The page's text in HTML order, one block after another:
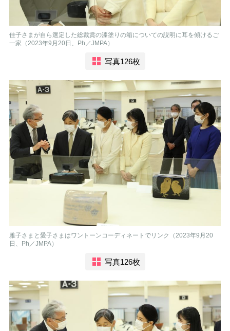
佳子さまが自ら選定した総裁賞の漆塗りの箱についての説明に耳を傾けるご
一家（2023年9月20日、Ph／JMPA）
写真126枚
雅子さまと愛子さまはワントーンコーディネートでリンク（2023年9月20
日、Ph／JMPA）
写真126枚